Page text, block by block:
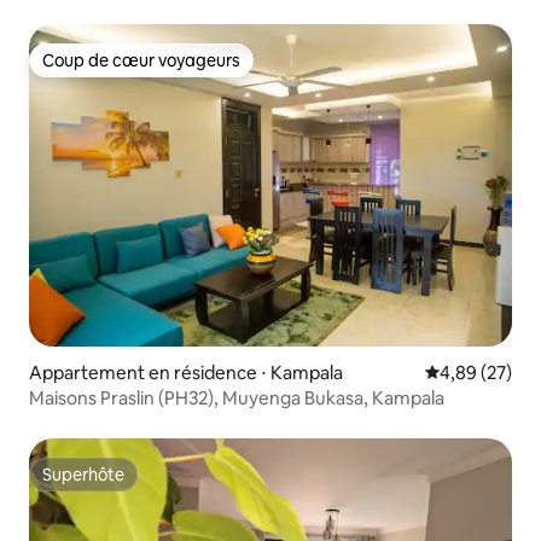
Coup de cœur voyageurs
Coup de cœur voyageurs
Appartement en résidence ⋅ Kampala Évaluation
4,89 (27)
Maisons Praslin (PH32), Muyenga Bukasa, Kampala
Superhôte
Superhôte